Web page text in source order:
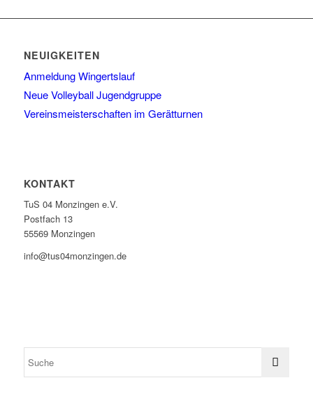
NEUIGKEITEN
Anmeldung Wingertslauf
Neue Volleyball Jugendgruppe
Vereinsmeisterschaften im Gerätturnen
KONTAKT
TuS 04 Monzingen e.V.
Postfach 13
55569 Monzingen
info@tus04monzingen.de